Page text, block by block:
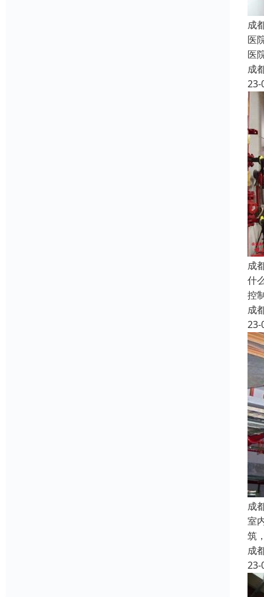
成
医
医
成
23-
成
什
控
成
23-
成
室
筑
成
23-